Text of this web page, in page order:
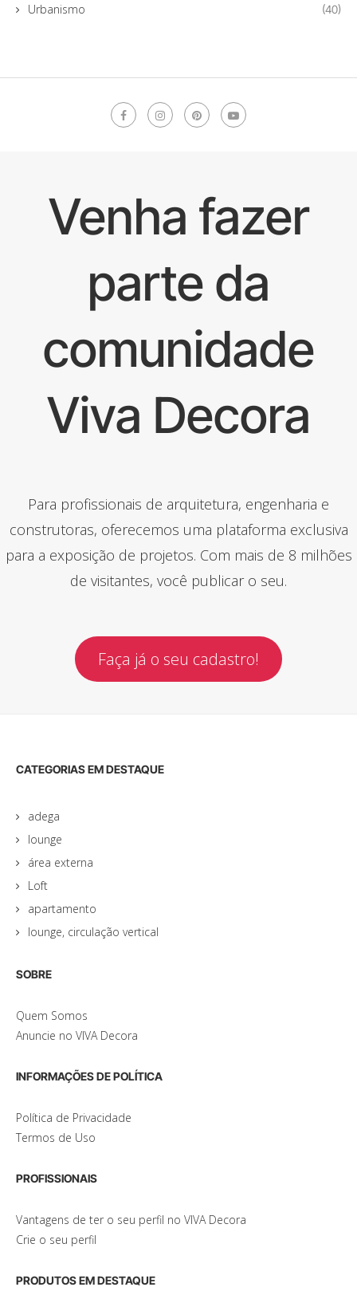
Urbanismo (40)
Venha fazer
parte da
comunidade
Viva Decora
Para profissionais de arquitetura, engenharia e
construtoras, oferecemos uma plataforma exclusiva
para a exposição de projetos. Com mais de 8 milhões
de visitantes, você publicar o seu.
Faça já o seu cadastro!
CATEGORIAS EM DESTAQUE
adega
lounge
área externa
Loft
apartamento
lounge, circulação vertical
SOBRE
Quem Somos
Anuncie no VIVA Decora
INFORMAÇÕES DE POLÍTICA
Política de Privacidade
Termos de Uso
PROFISSIONAIS
Vantagens de ter o seu perfil no VIVA Decora
Crie o seu perfil
PRODUTOS EM DESTAQUE